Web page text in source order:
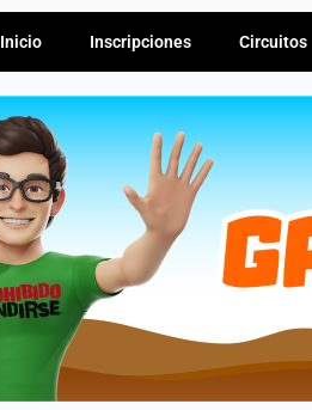
Inicio Inscripciones Circuitos